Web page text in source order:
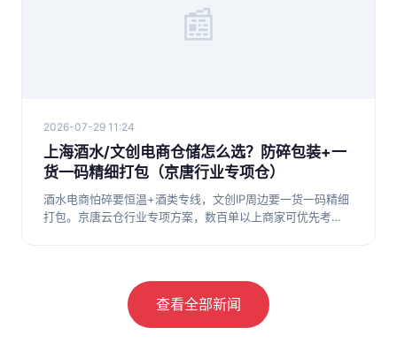
📰
2026-07-29 11:24
上海酒水/文创电商仓储怎么选？防碎包装+一
货一码精细打包（京唐行业专项仓）
酒水电商怕碎要恒温+酒类专线，文创IP周边要一货一码精细
打包。京唐云仓行业专项方案，数百单以上商家可优先考
查看全部新闻